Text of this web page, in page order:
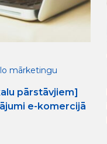
mārketingu
pārstāvjiem]
e-komercijā